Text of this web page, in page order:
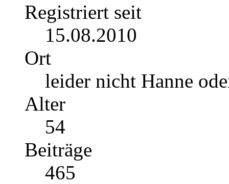
Registriert seit
15.08.2010
Ort
leider nicht Hanne
Alter
54
Beiträge
465